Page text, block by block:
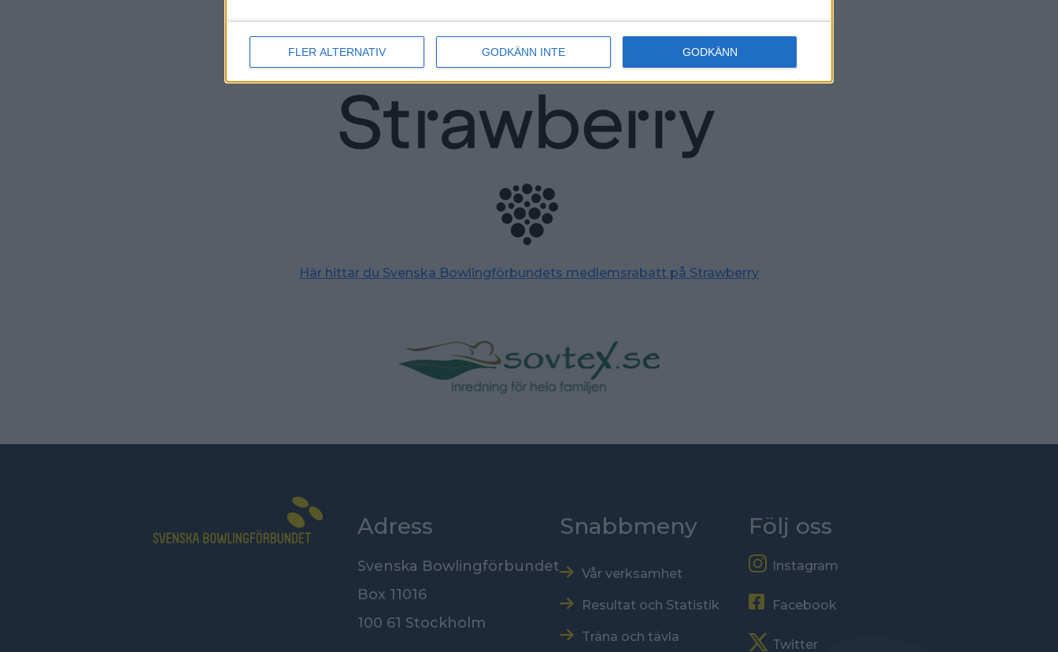
FLER ALTERNATIV GODKÄNN INTE GODKÄNN
Sponsorer och samarbetspartners
Här hittar du Svenska Bowlingförbundets medlemsrabatt på Strawberry
Adress
Svenska Bowlingförbundet
Box 11016
100 61 Stockholm
Snabbmeny
Vår verksamhet
Resultat och Statistik
Träna och tävla
Följ oss
Instagram
Facebook
Twitter